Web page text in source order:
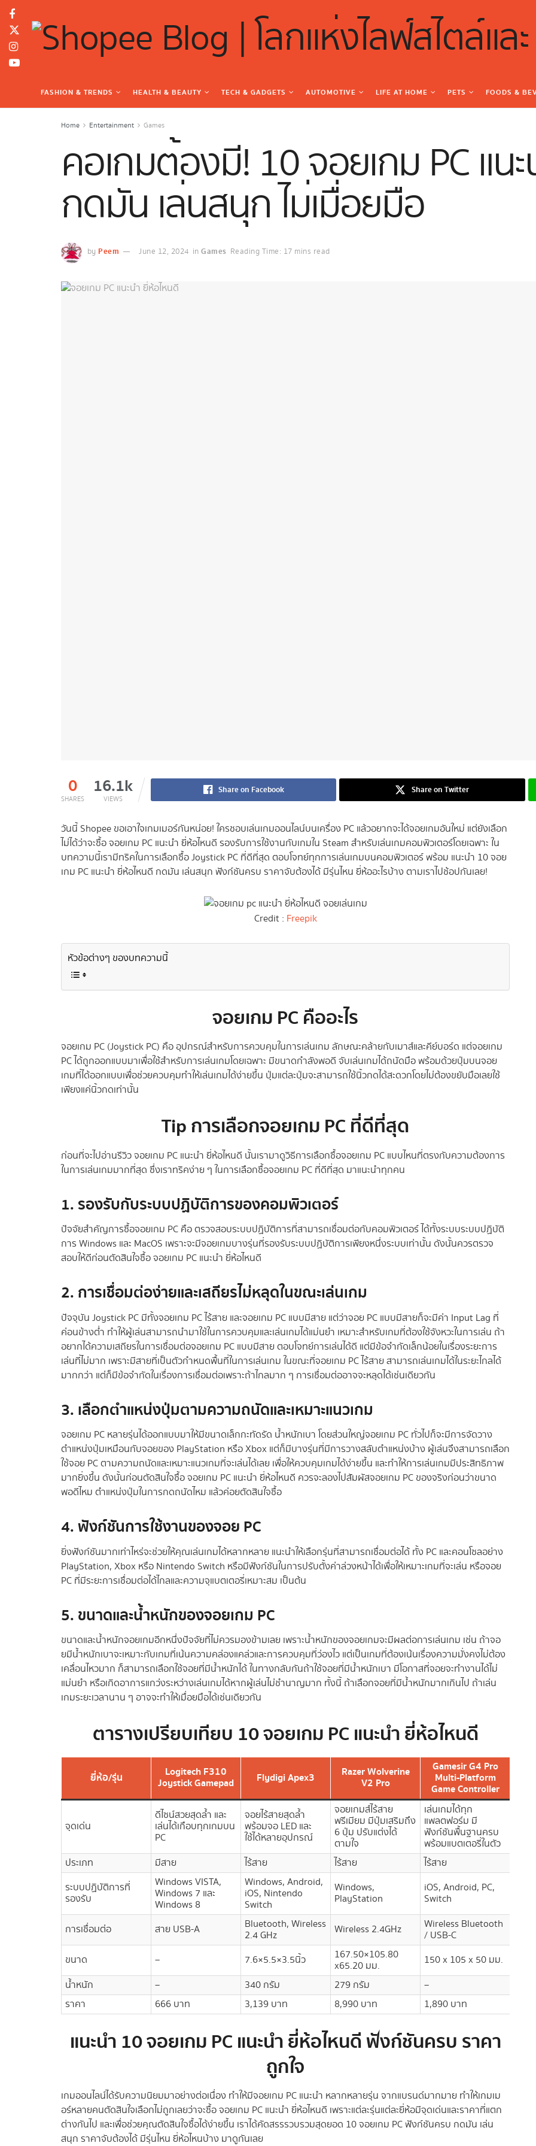
FASHION & TRENDS HEALTH & BEAUTY TECH & GADGETS AUTOMOTIVE LIFE AT HOME PETS FOODS &
Home Entertainment Games
คอเกมต้องมี! 10 จอยเกม PC แน
กดมัน เล่นสนุก ไม่เมื่อยมือ
by Peem June 12, 2024 in Games Reading Time: 17 mins read
0
SHARES
16.1k
VIEWS
Share on Facebook Share on Twitter
วันนี้ Shopee ขอเอาใจเกมเมอร์กันหน่อย! ใครชอบเล่นเกมออนไลน์บนเครื่อง PC แล้วอยากจะได้จอยเกมอันใหม่ แต่ยังเลือก
ไม่ได้ว่าจะซื้อ จอยเกม PC แนะนํา ยี่ห้อไหนดี รองรับการใช้งานกับเกมใน Steam สำหรับเล่นเกมคอมพิวเตอร์โดยเฉพาะ ใน
บทความนี้เรามีทริคในการเลือกซื้อ Joystick PC ที่ดีที่สุด ตอบโจทย์ทุกการเล่นเกมบนคอมพิวเตอร์ พร้อม แนะนำ 10 จอย
เกม PC แนะนํา ยี่ห้อไหนดี กดมัน เล่นสนุก ฟังก์ชันครบ ราคาจับต้องได้ มีรุ่นไหน ยี่ห้ออะไรบ้าง ตามเราไปช้อปกันเลย!
Credit : Freepik
หัวข้อต่างๆ ของบทความนี้
จอยเกม PC คืออะไร
จอยเกม PC (Joystick PC) คือ อุปกรณ์สำหรับการควบคุมในการเล่นเกม ลักษณะคล้ายกับเมาส์และคีย์บอร์ด แต่จอยเกม
PC ได้ถูกออกแบบมาเพื่อใช้สำหรับการเล่นเกมโดยเฉพาะ มีขนาดกำลังพอดี จับเล่นเกมได้ถนัดมือ พร้อมด้วยปุ่มบนจอย
เกมที่ได้ออกแบบเพื่อช่วยควบคุมทำให้เล่นเกมได้ง่ายขึ้น ปุ่มแต่ละปุ่มจะสามารถใช้นิ้วกดได้สะดวกโดยไม่ต้องขยับมือเลยใช้
เพียงแค่นิ้วกดเท่านั้น
Tip การเลือกจอยเกม PC ที่ดีที่สุด
ก่อนที่จะไปอ่านรีวิว จอยเกม PC แนะนํา ยี่ห้อไหนดี นั้นเรามาดูวิธีการเลือกซื้อจอยเกม PC แบบไหนที่ตรงกับความต้องการ
ในการเล่นเกมมากที่สุด ซึ่งเราทริคง่าย ๆ ในการเลือกซื้อจอยเกม PC ที่ดีที่สุด มาแนะนำทุกคน
1. รองรับกับระบบปฏิบัติการของคอมพิวเตอร์
ปัจจัยสำคัญการซื้อจอยเกม PC คือ ตรวจสอบระบบปฏิบัติการที่สามารถเชื่อมต่อกับคอมพิวเตอร์ ได้ทั้งระบบระบบปฏิบัติ
การ Windows และ MacOS เพราะจะมีจอยเกมบางรุ่นที่รองรับระบบปฏิบัติการเพียงหนึ่งระบบเท่านั้น ดังนั้นควรตรวจ
สอบให้ดีก่อนตัดสินใจซื้อ จอยเกม PC แนะนํา ยี่ห้อไหนดี
2. การเชื่อมต่อง่ายและเสถียรไม่หลุดในขณะเล่นเกม
ปัจจุบัน Joystick PC มีทั้งจอยเกม PC ไร้สาย และจอยเกม PC แบบมีสาย แต่ว่าจอย PC แบบมีสายก็จะมีค่า Input Lag ที่
ค่อนข้างต่ำ ทำให้ผู้เล่นสามารถนำมาใช้ในการควบคุมและเล่นเกมได้แม่นยำ เหมาะสำหรับเกมที่ต้องใช้จังหวะในการเล่น ถ้า
อยากได้ความเสถียรในการเชื่อมต่อจอยเกม PC แบบมีสาย ตอบโจทย์การเล่นได้ดี แต่มีข้อจำกัดเล็กน้อยในเรื่องระยะการ
เล่นที่ไม่มาก เพราะมีสายที่เป็นตัวกำหนดพื้นที่ในการเล่นเกม ในขณะที่จอยเกม PC ไร้สาย สามารถเล่นเกมได้ในระยะไกลได้
มากกว่า แต่ก็มีข้อจำกัดในเรื่องการเชื่อมต่อเพราะถ้าไกลมาก ๆ การเชื่อมต่ออาจจะหลุดได้เช่นเดียวกัน
3. เลือกตำแหน่งปุ่มตามความถนัดและเหมาะแนวเกม
จอยเกม PC หลายรุ่นได้ออกแบบมาให้มีขนาดเล็กกะทัดรัด น้ำหนักเบา โดยส่วนใหญ่จอยเกม PC ทั่วไปก็จะมีการจัดวาง
ตำแหน่งปุ่มเหมือนกับจอยของ PlayStation หรือ Xbox แต่ก็มีบางรุ่นที่มีการวางสลับตำแหน่งบ้าง ผู้เล่นจึงสามารถเลือก
ใช้จอย PC ตามความถนัดและเหมาะแนวเกมที่จะเล่นได้เลย เพื่อให้ควบคุมเกมได้ง่ายขึ้น และทำให้การเล่นเกมมีประสิทธิภาพ
มากยิ่งขึ้น ดังนั้นก่อนตัดสินใจซื้อ จอยเกม PC แนะนํา ยี่ห้อไหนดี ควรจะลองไปสัมผัสจอยเกม PC ของจริงก่อนว่าขนาด
พอดีไหม ตำแหน่งปุ่มในการกดถนัดไหม แล้วค่อยตัดสินใจซื้อ
4. ฟังก์ชันการใช้งานของจอย PC
ยิ่งฟังก์ชันมากเท่าไหร่จะช่วยให้คุณเล่นเกมได้หลากหลาย แนะนำให้เลือกรุ่นที่สามารถเชื่อมต่อได้ ทั้ง PC และคอนโซลอย่าง
PlayStation, Xbox หรือ Nintendo Switch หรือมีฟังก์ชันในการปรับตั้งค่าล่วงหน้าได้เพื่อให้เหมาะเกมที่จะเล่น หรือจอย
PC ที่มีระยะการเชื่อมต่อได้ไกลและความจุแบตเตอรี่เหมาะสม เป็นต้น
5. ขนาดและน้ำหนักของจอยเกม PC
ขนาดและน้ำหนักจอยเกมอีกหนึ่งปัจจัยที่ไม่ควรมองข้ามเลย เพราะน้ำหนักของจอยเกมจะมีผลต่อการเล่นเกม เช่น ถ้าจอ
ยมีน้ำหนักเบาจะเหมาะกับเกมที่เน้นความคล่องแคล่วและการควบคุมที่ว่องไว แต่เป็นเกมที่ต้องเน้นเรื่องความมั่งคงไม่ต้อง
เคลื่อนไหวมาก ก็สามารถเลือกใช้จอยที่มีน้ำหนักได้ ในทางกลับกันถ้าใช้จอยที่มีน้ำหนักเบา มีโอกาสที่จอยจะทำงานได้ไม่
แม่นยำ หรือเกิดอาการแกว่งระหว่างเล่นเกมได้หากผู้เล่นไม่ชำนาญมาก ทั้งนี้ ถ้าเลือกจอยที่มีน้ำหนักมากเกินไป ถ้าเล่น
เกมระยะเวลานาน ๆ อาจจะทำให้เมื่อยมือได้เช่นเดียวกัน
ตารางเปรียบเทียบ 10 จอยเกม PC แนะนํา ยี่ห้อไหนดี
ยี่ห้อ/รุ่น Logitech F310
Joystick Gamepad Flydigi Apex3 Razer Wolverine
V2 Pro
Gamesir G4 Pro
Multi-Platform
Game Controller
จุดเด่น
ดีไซน์สวยสุดล้ำ และ
เล่นได้เกือบทุกเกมบน
PC
จอยไร้สายสุดล้ำ
พร้อมจอ LED และ
ใช้ได้หลายอุปกรณ์
จอยเกมส์ไร้สาย
พรีเมียม มีปุ่มเสริมถึง
6 ปุ่ม ปรับแต่งได้
ตามใจ
เล่นเกมได้ทุก
แพลตฟอร์ม มี
ฟังก์ชันพื้นฐานครบ
พร้อมแบตเตอรี่ในตัว
ประเภท
มีสาย ไร้สาย ไร้สาย ไร้สาย
ระบบปฏิบัติการที่
รองรับ
Windows VISTA,
Windows 7 และ
Windows 8
Windows, Android,
iOS, Nintendo
Switch
Windows,
PlayStation
iOS, Android, PC,
Switch
การเชื่อมต่อ สาย USB-A
Bluetooth, Wireless
2.4 GHz
Wireless 2.4GHz
Wireless Bluetooth
/ USB-C
ขนาด
– 7.6×5.5×3.5นิ้ว
167.50×105.80
x65.20 มม.
150 x 105 x 50 มม.
น้ำหนัก
– 340 กรัม 279 กรัม –
ราคา
666 บาท 3,139 บาท 8,990 บาท 1,890 บาท
แนะนำ 10 จอยเกม PC แนะนํา ยี่ห้อไหนดี ฟังก์ชันครบ ราคา
ถูกใจ
เกมออนไลน์ได้รับความนิยมมาอย่างต่อเนื่อง ทำให้มีจอยเกม PC แนะนำ หลากหลายรุ่น จากแบรนด์มากมาย ทำให้เกมเม
อร์หลายคนตัดสินใจเลือกไม่ถูกเลยว่าจะซื้อ จอยเกม PC แนะนํา ยี่ห้อไหนดี เพราะแต่ละรุ่นแต่ละยี่ห้อมีจุดเด่นและราคาที่แตก
ต่างกันไป และเพื่อช่วยคุณตัดสินใจซื้อได้ง่ายขึ้น เราได้คัดสรรรวบรวมสุดยอด 10 จอยเกม PC ฟังก์ชันครบ กดมัน เล่น
สนุก ราคาจับต้องได้ มีรุ่นไหน ยี่ห้อไหนบ้าง มาดูกันเลย